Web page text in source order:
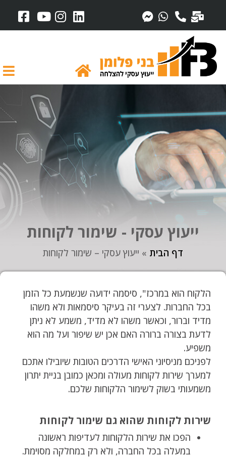
ייעוץ עסקי - שימור לקוחות
דף הבית » ייעוץ עסקי – שימור לקוחות
הלקוח הוא במרכז", סיסמה ידועה שנשמעת כל הזמן
בכל החברות. לצערי זה בעיקר סיסמאות ולא משהו
מדיד וברור, וכאשר משהו לא מדיד, משמע לא ניתן
לדעת בצורה ברורה האם אכן יש שיפור ועל מה הוא
משפיע.
לפניכם מניסיוני האישי הדרכים הטובות שיובילו אתכם
למערך שירות לקוחות מעולה ומכאן כמובן בניית יתרון
משמעותי בשוק לשימור הלקוחות שלכם.
שירות לקוחות שהוא גם שימור לקוחות
הפכו את שירות הלקוחות לעדיפות ראשונה
במעלה בכל החברה, ולא רק במחלקה מסוימת.